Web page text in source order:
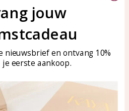
KAYA Sieraden
Bellen of WhatsApp Ma-Vr
tussen 09:00-17:00
Tel: 0850003187
WhatsApp: 0850003187
klantenservice@kayasierade
jouw
nieuwsbrief en ontvang 10%
eerste aankoop.